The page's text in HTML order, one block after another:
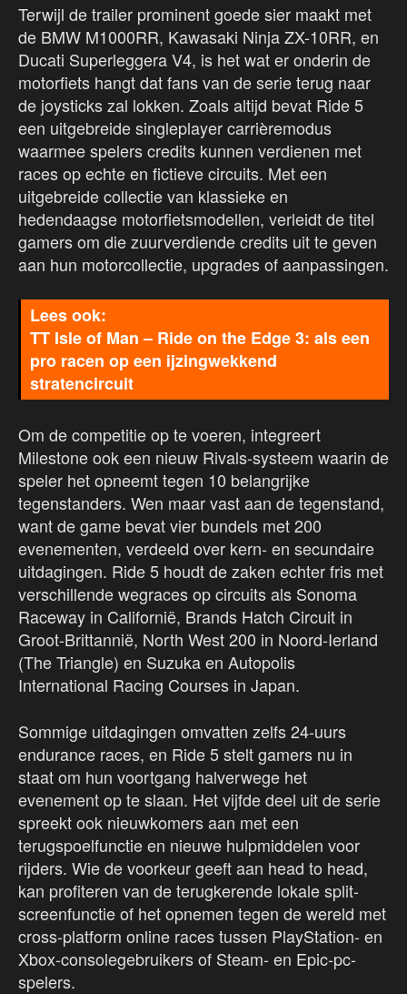
Terwijl de trailer prominent goede sier maakt met
de BMW M1000RR, Kawasaki Ninja ZX-10RR, en
Ducati Superleggera V4, is het wat er onderin de
motorfiets hangt dat fans van de serie terug naar
de joysticks zal lokken. Zoals altijd bevat Ride 5
een uitgebreide singleplayer carrièremodus
waarmee spelers credits kunnen verdienen met
races op echte en fictieve circuits. Met een
uitgebreide collectie van klassieke en
hedendaagse motorfietsmodellen, verleidt de titel
gamers om die zuurverdiende credits uit te geven
aan hun motorcollectie, upgrades of aanpassingen.
TT Isle of Man – Ride on the Edge 3: als een
pro racen op een ijzingwekkend
stratencircuit
Om de competitie op te voeren, integreert
Milestone ook een nieuw Rivals-systeem waarin de
speler het opneemt tegen 10 belangrijke
tegenstanders. Wen maar vast aan de tegenstand,
want de game bevat vier bundels met 200
evenementen, verdeeld over kern- en secundaire
uitdagingen. Ride 5 houdt de zaken echter fris met
verschillende wegraces op circuits als Sonoma
Raceway in Californië, Brands Hatch Circuit in
Groot-Brittannië, North West 200 in Noord-Ierland
(The Triangle) en Suzuka en Autopolis
International Racing Courses in Japan.
Sommige uitdagingen omvatten zelfs 24-uurs
endurance races, en Ride 5 stelt gamers nu in
staat om hun voortgang halverwege het
evenement op te slaan. Het vijfde deel uit de serie
spreekt ook nieuwkomers aan met een
terugspoelfunctie en nieuwe hulpmiddelen voor
rijders. Wie de voorkeur geeft aan head to head,
kan profiteren van de terugkerende lokale split-
screenfunctie of het opnemen tegen de wereld met
cross-platform online races tussen PlayStation- en
Xbox-consolegebruikers of Steam- en Epic-pc-
spelers.